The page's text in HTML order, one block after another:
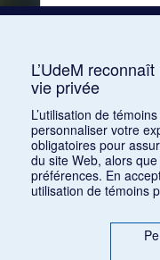
1
L’UdeM
vie privée
L’utilisation de
personnaliser votre
obligatoires pour
du site Web, alors
préférences. En
utilisation de témoins